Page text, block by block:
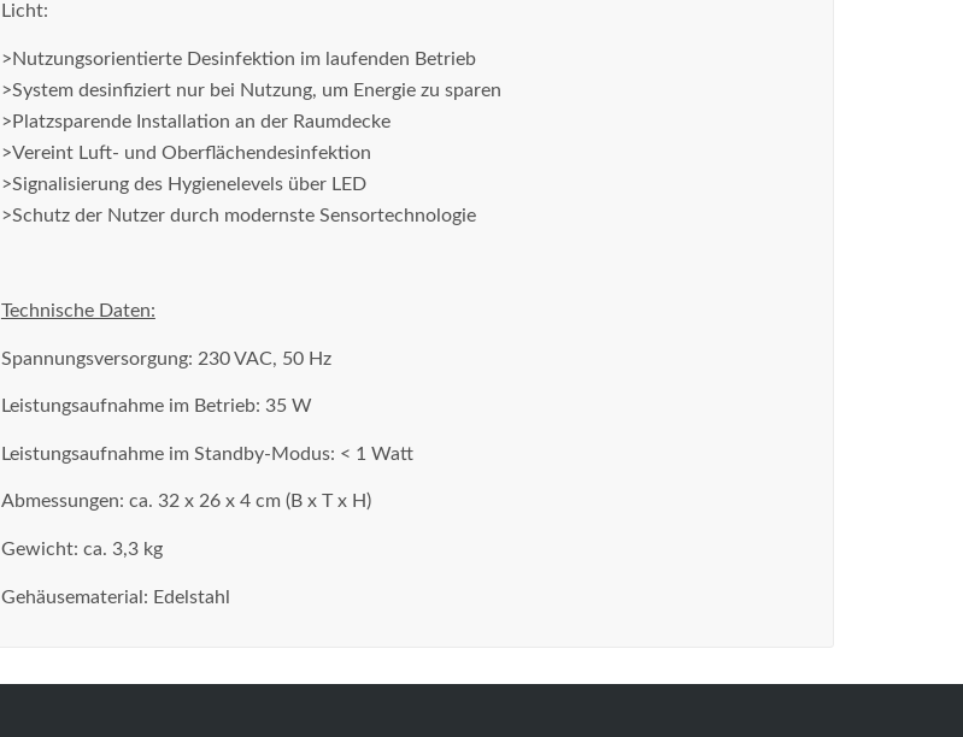
Licht:
>Nutzungsorientierte Desinfektion im laufenden Betrieb
>System desinfiziert nur bei Nutzung, um Energie zu sparen
>Platzsparende Installation an der Raumdecke
>Vereint Luft- und Oberflächendesinfektion
>Signalisierung des Hygienelevels über LED
>Schutz der Nutzer durch modernste Sensortechnologie
Technische Daten:
Spannungsversorgung: 230 VAC, 50 Hz
Leistungsaufnahme im Betrieb: 35 W
Leistungsaufnahme im Standby-Modus: < 1 Watt
Abmessungen: ca. 32 x 26 x 4 cm (B x T x H)
Gewicht: ca. 3,3 kg
Gehäusematerial: Edelstahl